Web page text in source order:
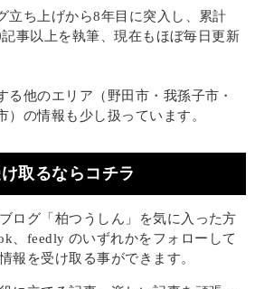
立ち上げから8年目に突入し、累計
事以上を執筆、現在もほぼ毎日更新
る他のエリア（野田市・我孫子市・
）の情報も少し扱っています。
取るならコチラ
ログ「柏つうしん」を気に入った方
、feedly のいずれかをフォローして
報を受け取る事ができます。